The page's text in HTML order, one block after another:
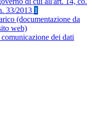
33/2013 1
(documentazione da
web)
dei dati